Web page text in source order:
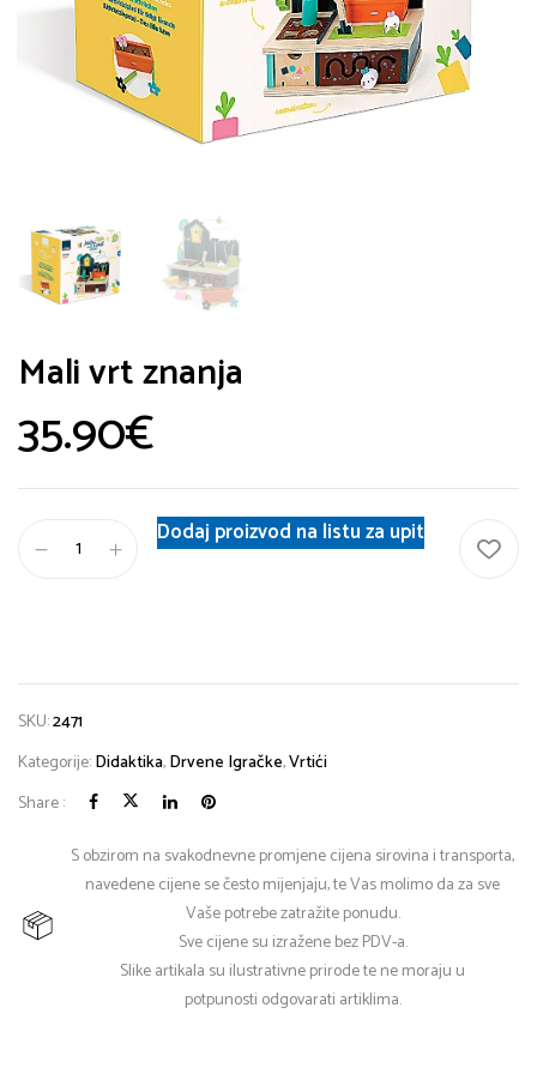
Mali vrt znanja
35.90€
Dodaj proizvod na listu za upit
SKU:2471
Kategorije:Didaktika,Drvene Igračke,Vrtići
Share :
S obzirom na svakodnevne promjene cijena sirovina i transporta,
navedene cijene se često mijenjaju, te Vas molimo da za sve
Vaše potrebe zatražite ponudu.
Sve cijene su izražene bez PDV-a.
Slike artikala su ilustrativne prirode te ne moraju u
potpunosti odgovarati artiklima.